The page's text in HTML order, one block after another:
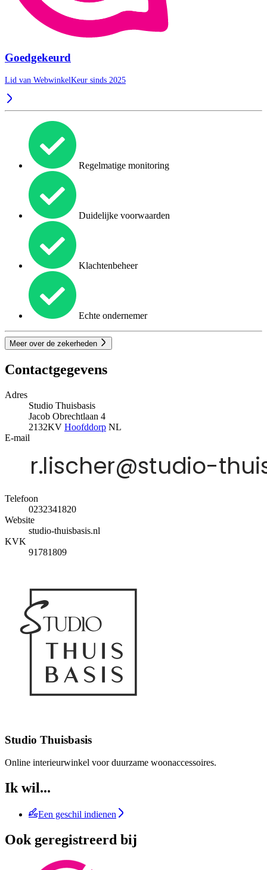
Goedgekeurd
Lid van WebwinkelKeur sinds 2025
Regelmatige monitoring
Duidelijke voorwaarden
Klachtenbeheer
Echte ondernemer
Meer over de zekerheden
Contactgegevens
Adres
Studio Thuisbasis
Jacob Obrechtlaan 4
2132KV Hoofddorp NL
E-mail
Telefoon
0232341820
Website
studio-thuisbasis.nl
KVK
91781809
Studio Thuisbasis
Online interieurwinkel voor duurzame woonaccessoires.
Ik wil...
Een geschil indienen
Ook geregistreerd bij